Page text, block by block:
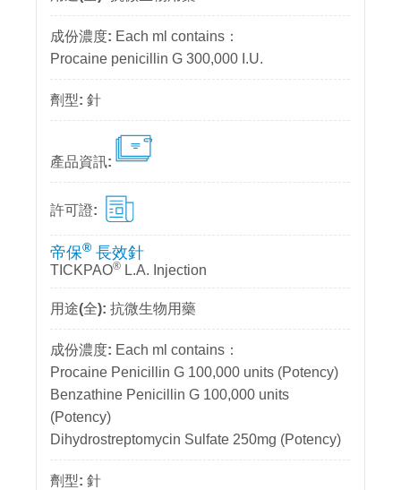
Each ml contains：
Procaine penicillin G 300,000 I.U.
針
帝保® 長效針
TICKPAO® L.A. Injection
抗微生物用藥
Each ml contains：
Procaine Penicillin G 100,000 units (Potency)
Benzathine Penicillin G 100,000 units
(Potency)
Dihydrostreptomycin Sulfate 250mg (Potency)
針